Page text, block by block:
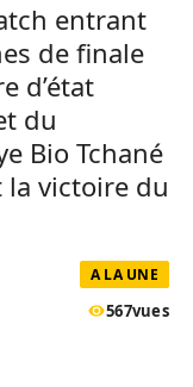
entrant
de finale
d’état
du
Bio Tchané
la victoire du
A LA UNE
567vues